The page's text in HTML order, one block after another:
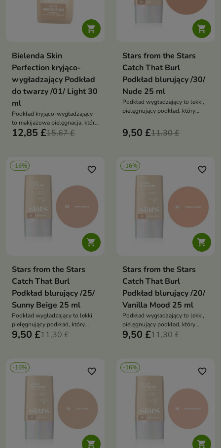

Bielenda Skin
Perfection kryjąco-
wygładzający Podkład
do twarzy /01/ Light 30
ml
Podkład kryjąco-wygładzający
to makijażowa pielęgnacja, która
wyrównuje koloryt, maskuje
12,85 £15,67 £

Stars from the Stars
Catch That Burl
Podkład blurujący /30/
Nude 25 ml
Podkład wygładzający to lekki,
pielęgnujący podkład, który
wygładza jej strukturę i
zapewnia naturalne, promienne
pielęgnacyjnymi
9,50 £11,30 £
-16%

favorite_border
Stars from the Stars
Catch That Burl
Podkład blurujący /25/
Sunny Beige 25 ml
Podkład wygładzający to lekki,
pielęgnujący podkład, który
wyrównuje koloryt skóry,
makijażu z właściwościami
pielęgnacyjnymi
9,50 £11,30 £
-16%

favorite_border
Stars from the Stars
Catch That Burl
Podkład blurujący /20/
Vanilla Mood 25 ml
Podkład wygładzający to lekki,
pielęgnujący podkład, który
wyrównuje koloryt skóry,
makijażu z właściwościami
pielęgnacyjnymi
9,50 £11,30 £
-16%

favorite_border -16%

favorite_border